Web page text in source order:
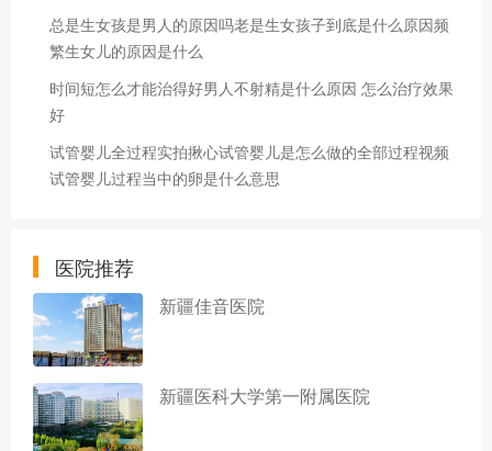
总是生女孩是男人的原因吗老是生女孩子到底是什么原因频
繁生女儿的原因是什么
时间短怎么才能治得好男人不射精是什么原因 怎么治疗效果
好
试管婴儿全过程实拍揪心试管婴儿是怎么做的全部过程视频
试管婴儿过程当中的卵是什么意思
医院推荐
新疆佳音医院
新疆医科大学第一附属医院